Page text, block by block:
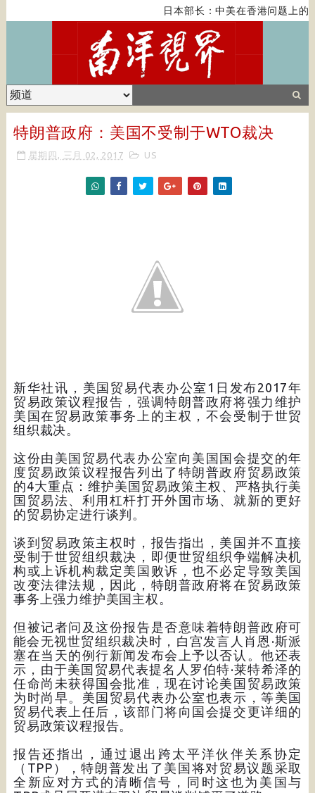
日本部长：中美在香港问题上的
特朗普政府：美国不受制于WTO裁决
星期四, 三月 02, 2017 US
新华社讯，美国贸易代表办公室1日发布2017年
贸易政策议程报告，强调特朗普政府将强力维护
美国在贸易政策事务上的主权，不会受制于世贸
组织裁决。
这份由美国贸易代表办公室向美国国会提交的年
度贸易政策议程报告列出了特朗普政府贸易政策
的4大重点：维护美国贸易政策主权、严格执行美
国贸易法、利用杠杆打开外国市场、就新的更好
的贸易协定进行谈判。
谈到贸易政策主权时，报告指出，美国并不直接
受制于世贸组织裁决，即便世贸组织争端解决机
构或上诉机构裁定美国败诉，也不必定导致美国
改变法律法规，因此，特朗普政府将在贸易政策
事务上强力维护美国主权。
但被记者问及这份报告是否意味着特朗普政府可
能会无视世贸组织裁决时，白宫发言人肖恩·斯派
塞在当天的例行新闻发布会上予以否认。他还表
示，由于美国贸易代表提名人罗伯特·莱特希泽的
任命尚未获得国会批准，现在讨论美国贸易政策
为时尚早。美国贸易代表办公室也表示，等美国
贸易代表上任后，该部门将向国会提交更详细的
贸易政策议程报告。
报告还指出，通过退出跨太平洋伙伴关系协定
（TPP），特朗普发出了美国将对贸易议题采取
全新应对方式的清晰信号，同时这也为美国与